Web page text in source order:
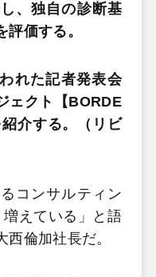
、独自の診断基
価する。
れた記者発表会
ェクト【BORDE
介する。（リビ
コンサルティン
えている」と語
倫加社長だ。